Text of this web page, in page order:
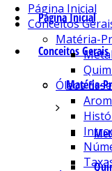
Página Inicial
Conceitos Gerais
Matéria-
Página Inicial
Conceitos
Matéria-
Óleos